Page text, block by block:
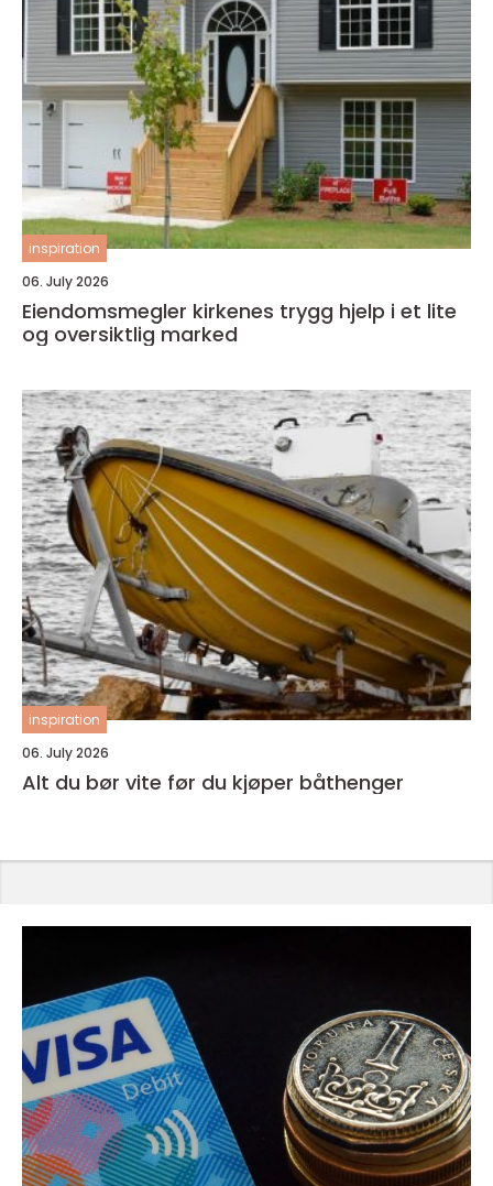
inspiration
06. July 2026
Eiendomsmegler kirkenes trygg hjelp i et lite
og oversiktlig marked
inspiration
06. July 2026
Alt du bør vite før du kjøper båthenger